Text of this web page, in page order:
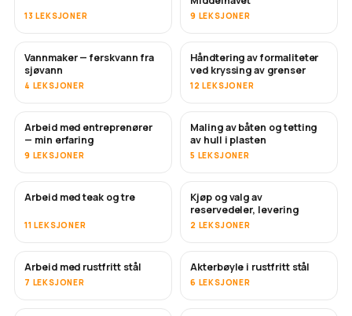
13 LEKSJONER 9 LEKSJONER
SNART
Vannmaker — ferskvann fra
sjøvann
4 LEKSJONER
Håndtering av formaliteter
ved kryssing av grenser
12 LEKSJONER
SNART
Arbeid med entreprenører
— min erfaring
9 LEKSJONER
SNART
Maling av båten og tetting
av hull i plasten
5 LEKSJONER
Arbeid med teak og tre
11 LEKSJONER
SNART
Kjøp og valg av
reservedeler, levering
2 LEKSJONER
SNART
Arbeid med rustfritt stål
7 LEKSJONER
Akterbøyle i rustfritt stål
6 LEKSJONER